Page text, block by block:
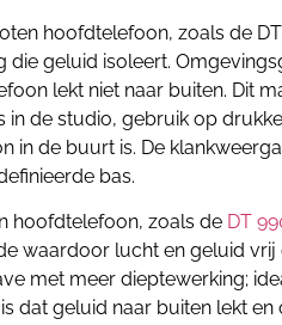
hoofdtelefoon, zoals de
die geluid isoleert.
lekt niet naar buiten. Dit
in de studio, gebruik op
in de buurt is. De
bas.
hoofdtelefoon, zoals de DT
waardoor lucht en geluid
met meer dieptewerking;
dat geluid naar buiten lekt